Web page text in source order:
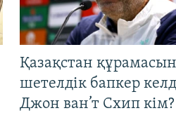
Қазақстан
шетелдік бапкер
Джон ван’т Схип кім?